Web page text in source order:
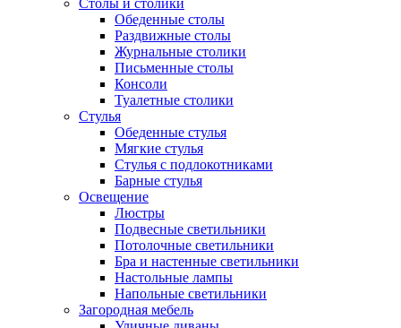
Столы и столики
Обеденные столы
Раздвижные столы
Журнальные столики
Письменные столы
Консоли
Туалетные столики
Стулья
Обеденные стулья
Мягкие стулья
Стулья с подлокотниками
Барные стулья
Освещение
Люстры
Подвесные светильники
Потолочные светильники
Бра и настенные светильники
Настольные лампы
Напольные светильники
Загородная мебель